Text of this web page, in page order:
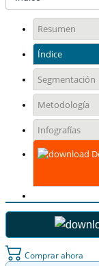
Resumen
Índice
Segmentación
Metodología
Infografías
Comprar ahora